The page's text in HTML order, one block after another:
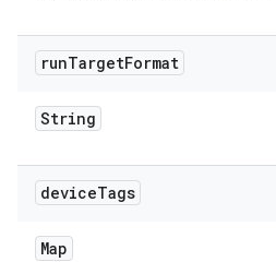
runTargetFormat
String
deviceTags
Map